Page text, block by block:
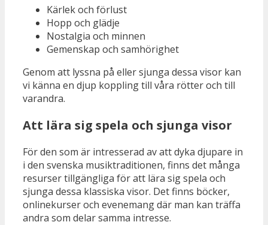
Kärlek och förlust
Hopp och glädje
Nostalgia och minnen
Gemenskap och samhörighet
Genom att lyssna på eller sjunga dessa visor kan
vi känna en djup koppling till våra rötter och till
varandra.
Att lära sig spela och sjunga visor
För den som är intresserad av att dyka djupare in
i den svenska musiktraditionen, finns det många
resurser tillgängliga för att lära sig spela och
sjunga dessa klassiska visor. Det finns böcker,
onlinekurser och evenemang där man kan träffa
andra som delar samma intresse.